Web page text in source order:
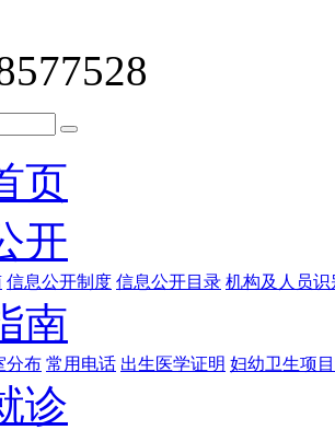
页
开
信息公开制度 信息公开目录 机构及人员识
南
分布 常用电话 出生医学证明 妇幼卫生项目
诊